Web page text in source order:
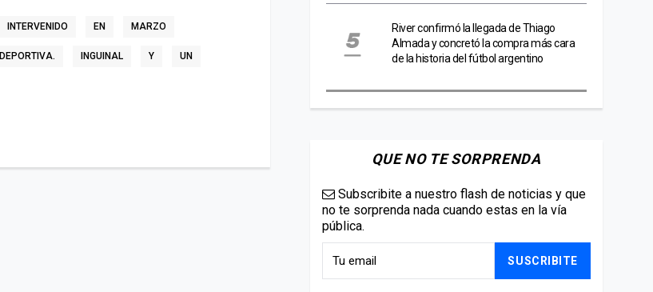
INTERVENIDO EN MARZO
DEPORTIVA. INGUINAL Y UN
River confirmó la llegada de Thiago
Almada y concretó la compra más cara
de la historia del fútbol argentino
QUE NO TE SORPRENDA
Subscribite a nuestro flash de noticias y que
no te sorprenda nada cuando estas en la vía
pública.
SUSCRIBITE